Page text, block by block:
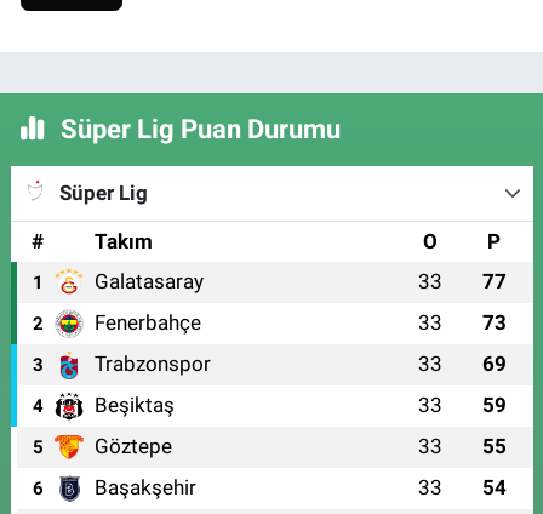
Süper Lig Puan Durumu
Süper Lig
#
Takım O P
1 Galatasaray 33 77
2 Fenerbahçe 33 73
3 Trabzonspor 33 69
4 Beşiktaş 33 59
5 Göztepe 33 55
6 Başakşehir 33 54